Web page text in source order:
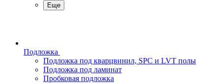
Еще
Подложка
Подложка под кварцвинил, SPC и LVT полы
Подложка под ламинат
Пробковая подложка